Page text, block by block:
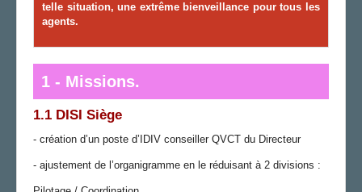
telle situation, une extrême bienveillance pour tous les
agents.
1 - Missions.
1.1 DISI Siège
- création d’un poste d’IDIV conseiller QVCT du Directeur
- ajustement de l’organigramme en le réduisant à 2 divisions :